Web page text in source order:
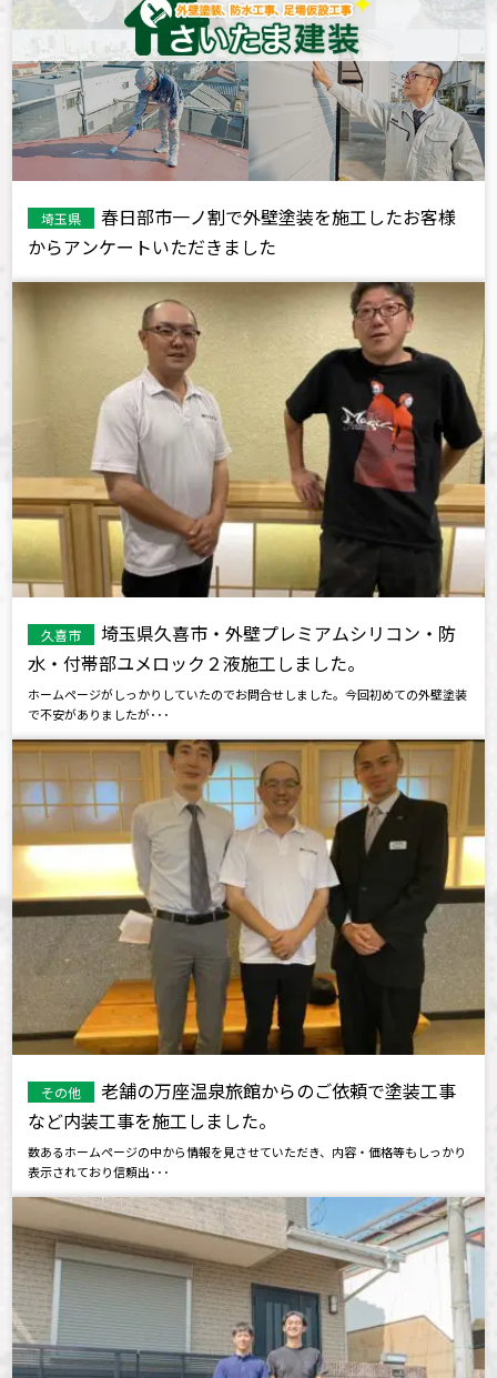
埼玉県
春日部市一ノ割で外壁塗装を施工したお客様
からアンケートいただきました
久喜市
埼玉県久喜市・外壁プレミアムシリコン・防
水・付帯部ユメロック２液施工しました。
ホームページがしっかりしていたのでお問合せしました。今回初めての外壁塗装
で不安がありましたが･･･
その他
老舗の万座温泉旅館からのご依頼で塗装工事
など内装工事を施工しました。
数あるホームページの中から情報を見させていただき、内容・価格等もしっかり
表示されており信頼出･･･